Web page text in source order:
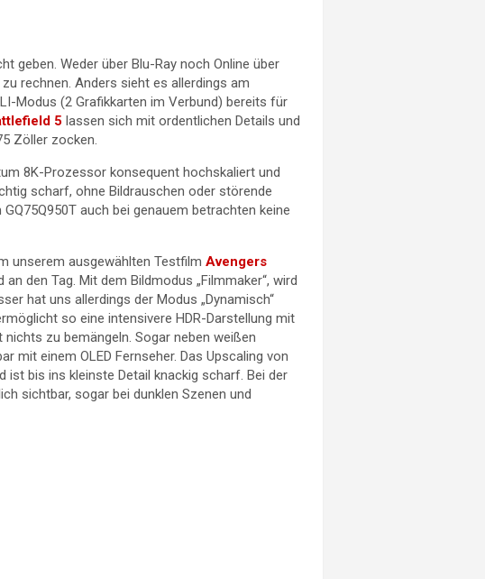
geben. Weder über Blu-Ray noch Online über
rechnen. Anders sieht es allerdings am
Modus (2 Grafikkarten im Verbund) bereits für
5 lassen sich mit ordentlichen Details und
Zöller zocken.
8K-Prozessor konsequent hochskaliert und
scharf, ohne Bildrauschen oder störende
auch bei genauem betrachten keine
unserem ausgewählten Testfilm Avengers
den Tag. Mit dem Bildmodus „Filmmaker“, wird
hat uns allerdings der Modus „Dynamisch“
so eine intensivere HDR-Darstellung mit
zu bemängeln. Sogar neben weißen
mit einem OLED Fernseher. Das Upscaling von
ist bis ins kleinste Detail knackig scharf. Bei der
sichtbar, sogar bei dunklen Szenen und